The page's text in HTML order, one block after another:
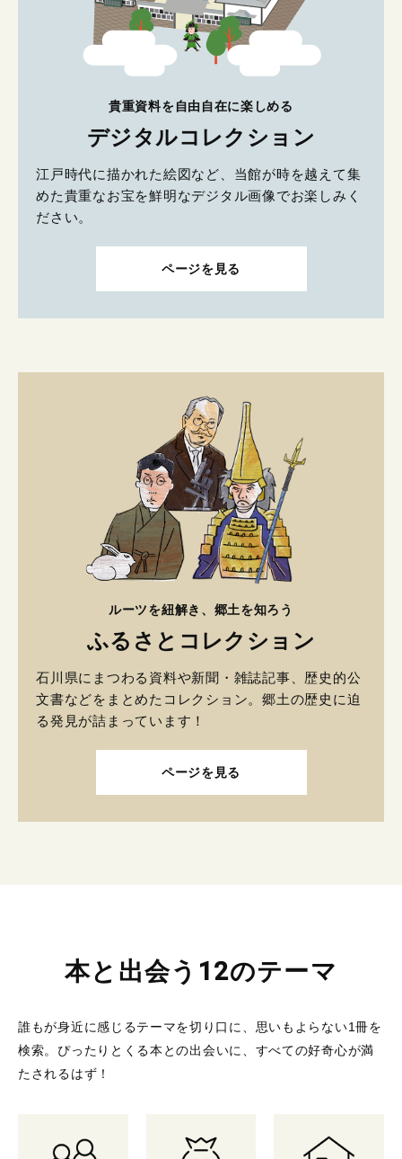
貴重資料を自由自在に楽しめる
デジタルコレクション
江戸時代に描かれた絵図など、当館が時を越えて集
めた貴重なお宝を鮮明なデジタル画像でお楽しみく
ださい。
ページを見る
ルーツを紐解き、郷土を知ろう
ふるさとコレクション
石川県にまつわる資料や新聞・雑誌記事、歴史的公
文書などをまとめたコレクション。郷土の歴史に迫
る発見が詰まっています！
ページを見る
本と出会う12のテーマ
誰もが身近に感じるテーマを切り口に、思いもよらない1冊を
検索。 ぴったりとくる本との出会いに、すべての好奇心が満
たされるはず！